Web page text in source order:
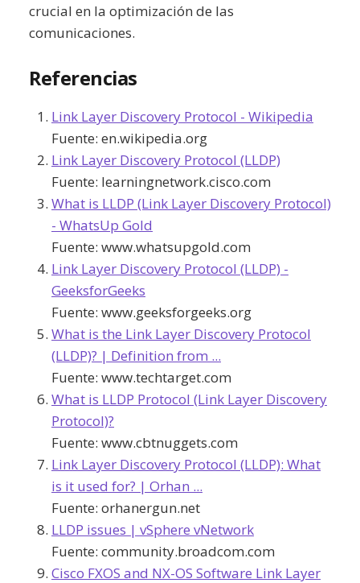
crucial en la optimización de las
comunicaciones.
Referencias
Link Layer Discovery Protocol - Wikipedia
Fuente: en.wikipedia.org
Link Layer Discovery Protocol (LLDP)
Fuente: learningnetwork.cisco.com
What is LLDP (Link Layer Discovery Protocol)
- WhatsUp Gold
Fuente: www.whatsupgold.com
Link Layer Discovery Protocol (LLDP) -
GeeksforGeeks
Fuente: www.geeksforgeeks.org
What is the Link Layer Discovery Protocol
(LLDP)? | Definition from ...
Fuente: www.techtarget.com
What is LLDP Protocol (Link Layer Discovery
Protocol)?
Fuente: www.cbtnuggets.com
Link Layer Discovery Protocol (LLDP): What
is it used for? | Orhan ...
Fuente: orhanergun.net
LLDP issues | vSphere vNetwork
Fuente: community.broadcom.com
Cisco FXOS and NX-OS Software Link Layer